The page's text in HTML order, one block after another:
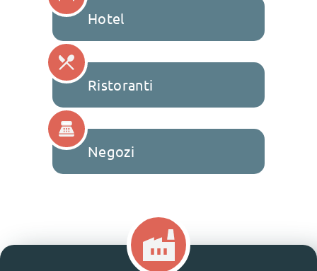
Hotel
Ristoranti
Negozi